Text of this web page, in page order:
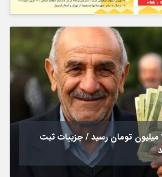
وام بازنشستگان به ۲۰۰ میلیون تومان رسید / جزییات ثبت